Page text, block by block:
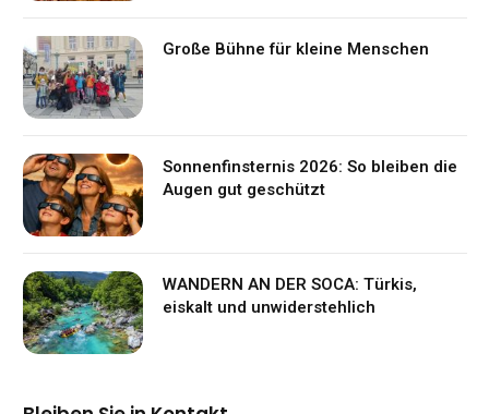
Große Bühne für kleine Menschen
Sonnenfinsternis 2026: So bleiben die
Augen gut geschützt
WANDERN AN DER SOCA: Türkis,
eiskalt und unwiderstehlich